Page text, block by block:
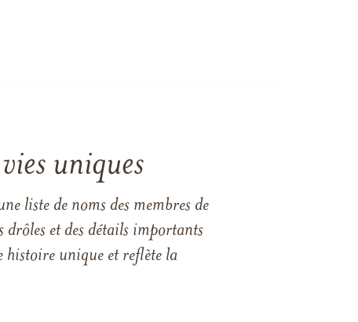
uniques
liste de noms des membres de
drôles et des détails importants
histoire unique et reflète la